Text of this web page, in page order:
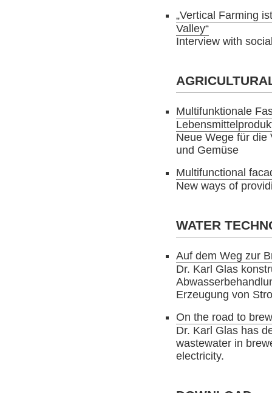
„Vertical Farming
Valley“
Interview with
Multifunktionale
Neue Wege für die
und Gemüse
Multifunctional
New ways of
WATER
Auf dem Weg zur
Dr. Karl Glas
Erzeugung von
On the road to
Dr. Karl Glas has
wastewater in
electricity.